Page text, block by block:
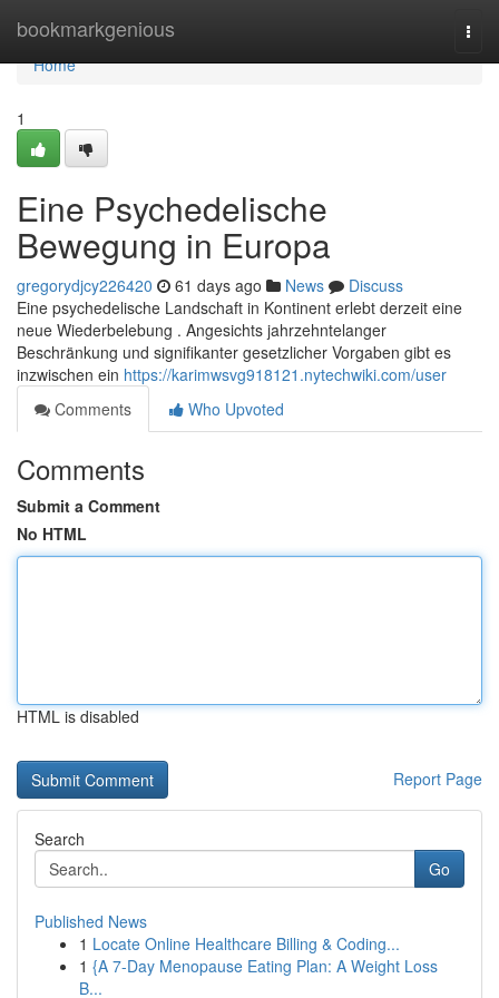
bookmarkgenious
Home
Home
1
Eine Psychedelische
Bewegung in Europa
gregorydjcy226420 61 days ago News
Discuss
Eine psychedelische Landschaft in Kontinent erlebt derzeit eine
neue Wiederbelebung . Angesichts jahrzehntelanger
Beschränkung und signifikanter gesetzlicher Vorgaben gibt es
inzwischen ein https://karimwsvg918121.nytechwiki.com/user
Comments
Who Upvoted
Comments
Submit a Comment
No HTML
HTML is disabled
Report Page
Search
Go
Published News
1 Locate Online Healthcare Billing & Coding...
1 {A 7-Day Menopause Eating Plan: A Weight Loss
B...